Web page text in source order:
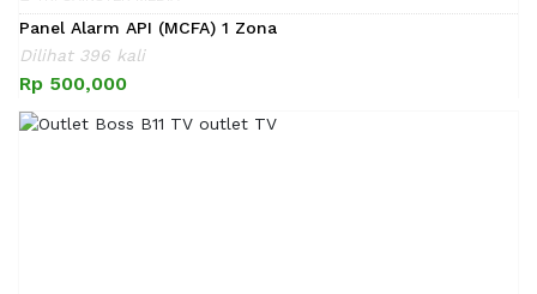
Panel Alarm API (MCFA) 1 Zona
Dilihat 396 kali
Rp 500,000